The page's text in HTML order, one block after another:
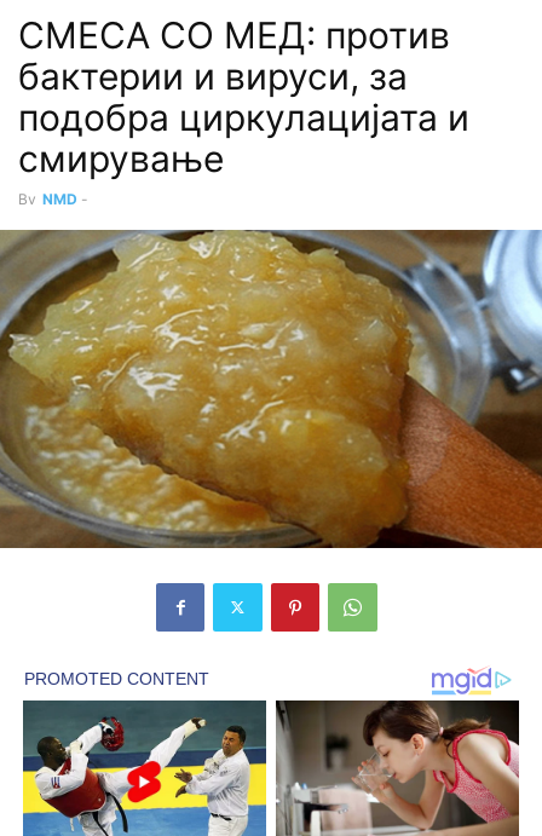
СМЕСА СО МЕД: против
бактерии и вируси, за
подобра циркулацијата и
смирување
By NMD -